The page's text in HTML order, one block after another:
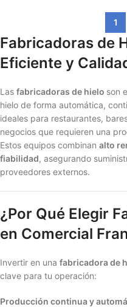
1
Fabricadoras de
Eficiente y
Las fabricadoras de hielo son
hielo de forma automática,
ideales para restaurantes,
negocios que requieren una
Estos equipos combinan alto
fiabilidad, asegurando
proveedores externos.
¿Por Qué Elegir
en Comercial
Invertir en una fabricadora de
clave para tu operación:
Producción continua y